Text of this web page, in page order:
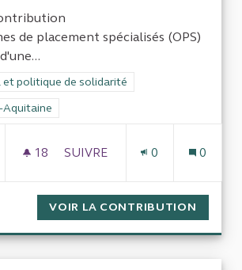
de placement spécialisés (OPS)
de la catégorie : Soutien social et
et politique de solidarité
pour le secteur : CRC Nouvelle-Aquitaine
Aquitaine
18 18 ABONNÉS
SUIVRE
0 0
VOIR LA CONTRIBUTION